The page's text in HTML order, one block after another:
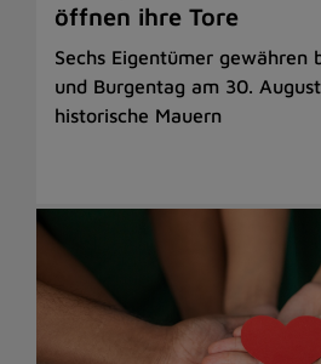
öffnen ihre Tore
Sechs Eigentümer gewähren
und Burgentag am 30.
historische Mauern